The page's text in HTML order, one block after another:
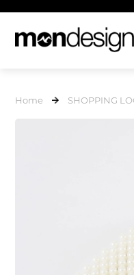
Home SHOPPING